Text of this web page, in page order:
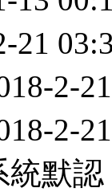
21
2-
2-
統默認